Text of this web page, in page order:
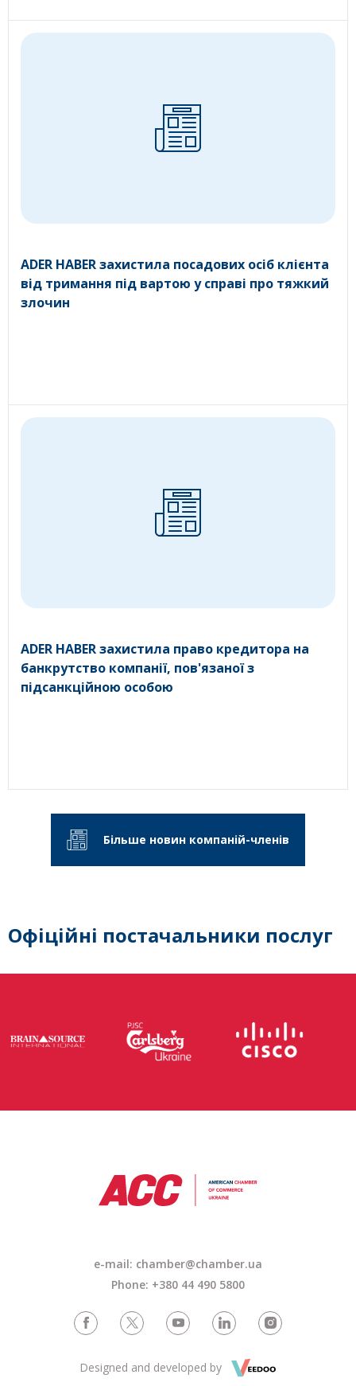
ADER HABER захистила посадових осіб клієнта
від тримання під вартою у справі про тяжкий
злочин
ADER HABER захистила право кредитора на
банкрутство компанії, пов'язаної з
підсанкційною особою
Більше новин компаній-членів
Офіційні постачальники послуг
e-mail: chamber@chamber.ua
Phone: +380 44 490 5800
Designed and developed by